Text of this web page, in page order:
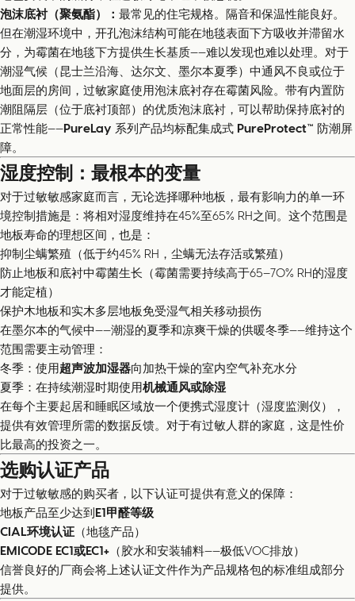
泡沫底衬（聚氨酯）： 最常见的住宅规格。隔音和保温性能良好。
但在潮湿环境中，开孔泡沫结构可能在地毯表面下方吸收并滞留水
分，为霉菌在地毯下方提供生长基质——难以发现也难以处理。对于
潮湿气候（昆士兰沿海、达尔文、墨尔本夏季）中通风不良或位于
地面层的房间，过敏家庭使用泡沫底衬存在霉菌风险。带有内置防
潮阻隔层（位于底衬顶部）的优质泡沫底衬，可以帮助保持底衬的
正常性能——PureLay 系列产品均标配集成式 PureProtect™ 防潮屏
障。
湿度控制：最根本的变量
对于过敏敏感家庭而言，无论选择哪种地板，最有影响力的单一环
境控制措施是：将相对湿度维持在45%至65% RH之间。这个范围是
地板寿命的理想区间，也是：
抑制尘螨繁殖（低于约45% RH，尘螨无法存活或繁殖）
防止地板和底衬中霉菌生长（霉菌需要持续高于65–70% RH的湿度
才能定植）
保护木地板和实木多层地板免受湿气相关移动损伤
在墨尔本的气候中——潮湿的夏季和凉爽干燥的供暖冬季——维持这个
范围需要主动管理：
冬季：使用超声波加湿器向加热干燥的室内空气补充水分
夏季：在持续潮湿时期使用机械通风或除湿
在每个主要起居和睡眠区域放一个便携式湿度计（湿度监测仪），
提供有效管理所需的数据反馈。对于有过敏人群的家庭，这是性价
比最高的投资之一。
选购认证产品
对于过敏敏感的购买者，以下认证可提供有意义的保障：
地板产品至少达到E1甲醛等级
CIAL环境认证 （地毯产品）
EMICODE EC1或EC1+ （胶水和安装辅料——极低VOC排放）
信誉良好的厂商会将上述认证文件作为产品规格包的标准组成部分
提供。